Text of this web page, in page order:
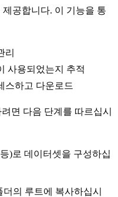
제공합니다. 이 기능을 통
리
사용되었는지 추적
스하고 다운로드
면 다음 단계를 따르십시
)로 데이터셋을 구성하십
의 루트에 복사하십시